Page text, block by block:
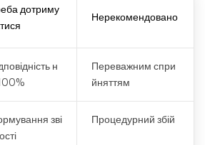
дотриму
Нерекомендовано
н
Переважним спри
йняттям
зві
Процедурний збій